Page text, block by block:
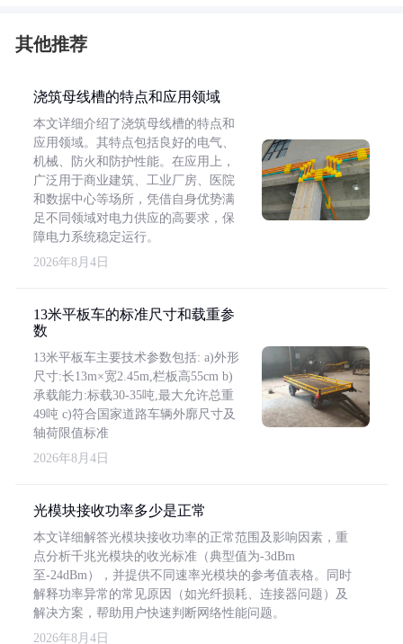
其他推荐
浇筑母线槽的特点和应用领域
本文详细介绍了浇筑母线槽的特点和
应用领域。其特点包括良好的电气、
机械、防火和防护性能。在应用上，
广泛用于商业建筑、工业厂房、医院
和数据中心等场所，凭借自身优势满
足不同领域对电力供应的高要求，保
障电力系统稳定运行。
2026年8月4日
13米平板车的标准尺寸和载重参
数
13米平板车主要技术参数包括: a)外形
尺寸:长13m×宽2.45m,栏板高55cm b)
承载能力:标载30-35吨,最大允许总重
49吨 c)符合国家道路车辆外廓尺寸及
轴荷限值标准
2026年8月4日
光模块接收功率多少是正常
本文详细解答光模块接收功率的正常范围及影响因素，重
点分析千兆光模块的收光标准（典型值为-3dBm
至-24dBm），并提供不同速率光模块的参考值表格。同时
解释功率异常的常见原因（如光纤损耗、连接器问题）及
解决方案，帮助用户快速判断网络性能问题。
2026年8月4日